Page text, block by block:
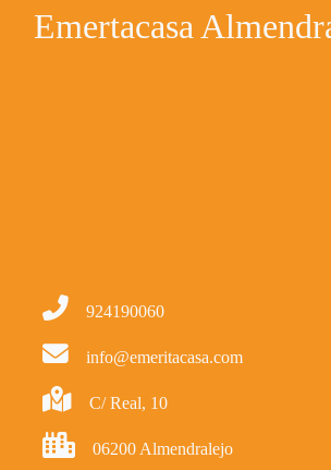
Emertacasa
924190060
info@emeritacasa.com
C/ Real, 10
06200 Almendralejo